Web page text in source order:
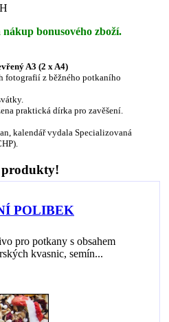
bonusového zboží.
A3 (2 x A4)
fotografií z běžného potkaního
praktická dírka pro zavěšení.
kalendář vydala Specializovaná
produkty!
POLIBEK
pro potkany s obsahem
kvasnic, semín...